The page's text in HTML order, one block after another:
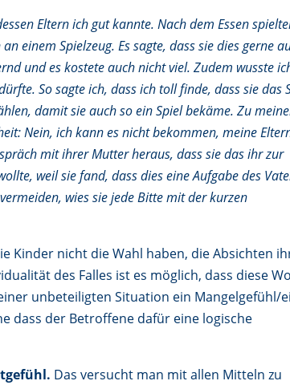
Eltern ich gut kannte. Nach dem Essen
einem Spielzeug. Es sagte, dass sie dies gerne
und es kostete auch nicht viel. Zudem wusste
So sagte ich, dass ich toll finde, dass sie das
damit sie auch so ein Spiel bekäme. Zu
Nein, ich kann es nicht bekommen, meine
mit ihrer Mutter heraus, dass sie das ihr zur
weil sie fand, dass dies eine Aufgabe des
wies sie jede Bitte mit der kurzen
Kinder nicht die Wahl haben, die Absichten
des Falles ist es möglich, dass diese
unbeteiligten Situation ein Mangelgefühl/
dass der Betroffene dafür eine logische
Das versucht man mit allen Mitteln zu